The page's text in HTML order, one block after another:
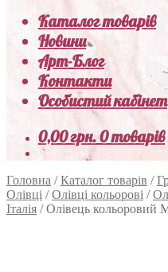
Каталог товарів
Новини
Арт-Блог
Контакти
Особистий кабінет
0,00грн.0 товарів
Головна /Каталог товарів /
Олівці /Олівці кольорові /
Італія /Олівець кольоровий